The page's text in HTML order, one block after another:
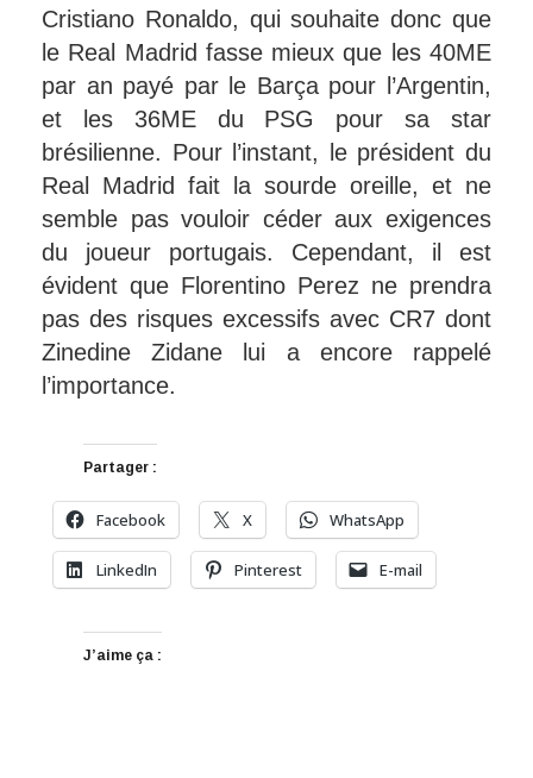
Cristiano Ronaldo, qui souhaite donc que
le Real Madrid fasse mieux que les 40ME
par an payé par le Barça pour l’Argentin,
et les 36ME du PSG pour sa star
brésilienne. Pour l’instant, le président du
Real Madrid fait la sourde oreille, et ne
semble pas vouloir céder aux exigences
du joueur portugais. Cependant, il est
évident que Florentino Perez ne prendra
pas des risques excessifs avec CR7 dont
Zinedine Zidane lui a encore rappelé
l’importance.
Partager :
Facebook X WhatsApp
LinkedIn Pinterest E-mail
J’aime ça :